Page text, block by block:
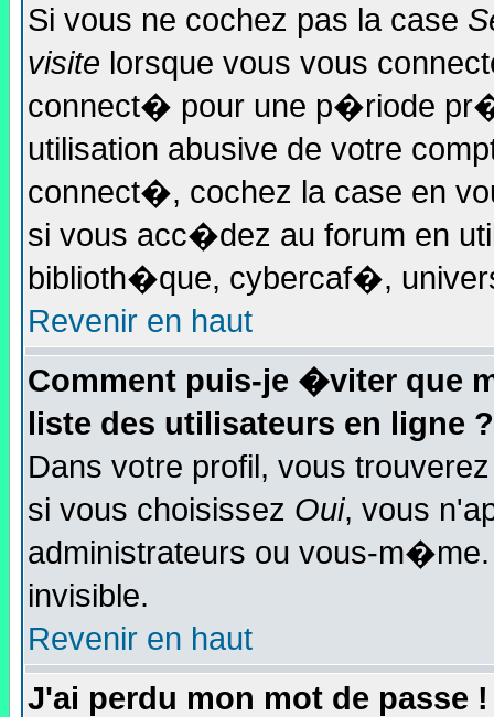
Si vous ne cochez pas la case
visite lorsque vous vous
connect� pour une p�riode
utilisation abusive de votre
connect�, cochez la case en
si vous acc�dez au forum en
biblioth�que, cybercaf�,
Revenir en haut
Comment puis-je �viter que
liste des utilisateurs en ligne ?
Dans votre profil, vous
si vous choisissez Oui, vous
administrateurs ou vous-
invisible.
Revenir en haut
J'ai perdu mon mot de passe !